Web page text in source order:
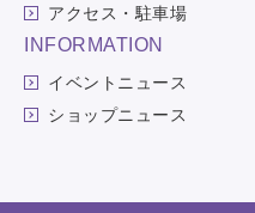
アクセス・駐車場
INFORMATION
イベントニュース
ショップニュース